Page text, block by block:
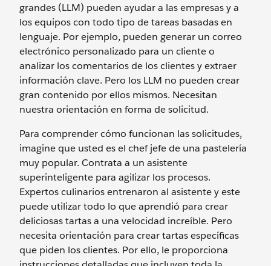
grandes (LLM) pueden ayudar a las empresas y a
los equipos con todo tipo de tareas basadas en
lenguaje. Por ejemplo, pueden generar un correo
electrónico personalizado para un cliente o
analizar los comentarios de los clientes y extraer
información clave. Pero los LLM no pueden crear
gran contenido por ellos mismos. Necesitan
nuestra orientación en forma de solicitud.
Para comprender cómo funcionan las solicitudes,
imagine que usted es el chef jefe de una pastelería
muy popular. Contrata a un asistente
superinteligente para agilizar los procesos.
Expertos culinarios entrenaron al asistente y este
puede utilizar todo lo que aprendió para crear
deliciosas tartas a una velocidad increíble. Pero
necesita orientación para crear tartas específicas
que piden los clientes. Por ello, le proporciona